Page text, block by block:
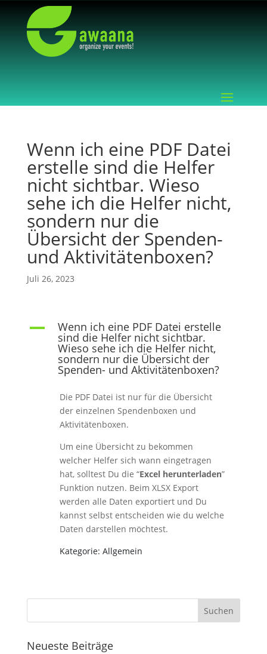
Wenn ich eine PDF Datei
erstelle sind die Helfer
nicht sichtbar. Wieso
sehe ich die Helfer nicht,
sondern nur die
Übersicht der Spenden-
und Aktivitätenboxen?
Juli 26, 2023
A Wenn ich eine PDF Datei erstelle
sind die Helfer nicht sichtbar.
Wieso sehe ich die Helfer nicht,
sondern nur die Übersicht der
Spenden- und Aktivitätenboxen?
Die PDF Datei ist nur für die Übersicht
der einzelnen Spendenboxen und
Aktivitätenboxen.
Um eine Übersicht zu bekommen
welcher Helfer sich wann eingetragen
hat, solltest Du die “Excel herunterladen”
Funktion nutzen. Beim XLSX Export
werden alle Daten exportiert und Du
kannst selbst entscheiden wie du welche
Daten darstellen möchtest.
Kategorie: Allgemein
Neueste Beiträge